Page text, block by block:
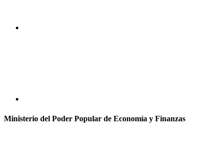
Ministerio del Poder Popular de Economía y Finanzas